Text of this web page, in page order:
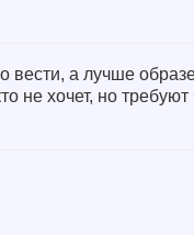
вести, а лучше
не хочет, но